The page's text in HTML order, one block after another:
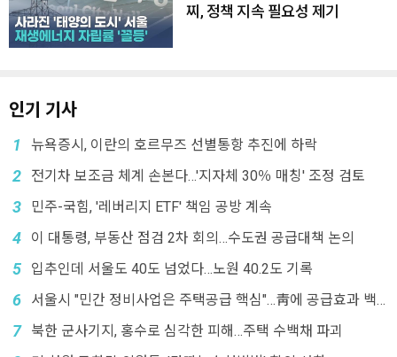
찌, 정책 지속 필요성 제기
인기 기사
1 뉴욕증시, 이란의 호르무즈 선별통항 추진에 하락
2 전기차 보조금 체계 손본다…'지자체 30％ 매칭' 조정 검토
3 민주-국힘, '레버리지 ETF' 책임 공방 계속
4 이 대통령, 부동산 점검 2차 회의…수도권 공급대책 논의
5 입추인데 서울도 40도 넘었다…노원 40.2도 기록
6
서울시 "민간 정비사업은 주택공급 핵심"…靑에 공급효과 백
7 북한 군사기지, 홍수로 심각한 피해…주택 수백채 파괴